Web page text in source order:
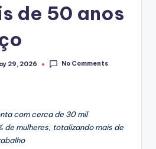
de 50 anos
29, 2026 No Comments
com cerca de 30 mil
de mulheres, totalizando mais de